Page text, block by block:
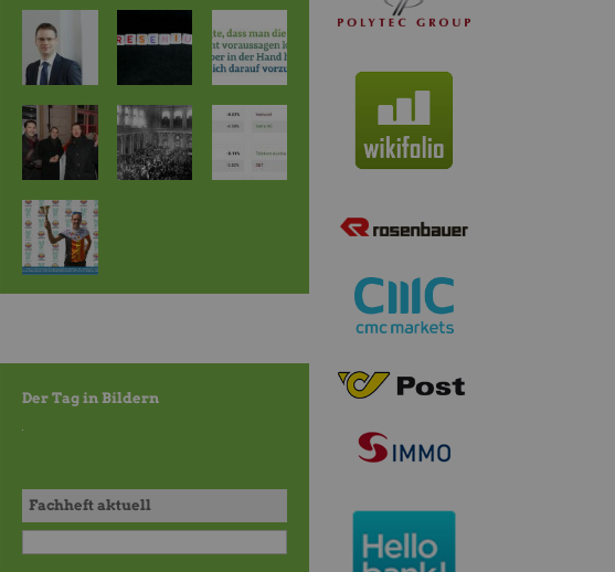
Der Tag in Bildern
Fachheft aktuell